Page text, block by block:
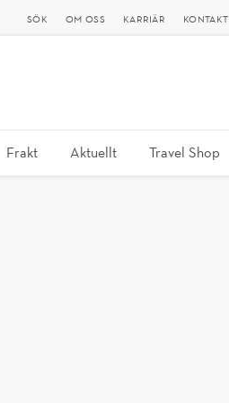
SÖK OM OSS KARRIÄR KONTAKT
Frakt Aktuellt Travel Shop